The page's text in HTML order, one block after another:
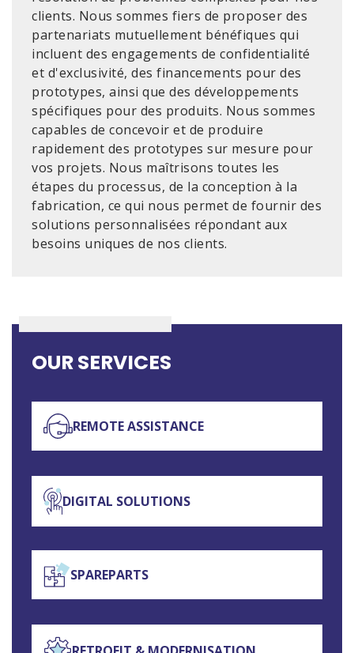
clients. Nous sommes fiers de proposer des
partenariats mutuellement bénéfiques qui
incluent des engagements de confidentialité
et d'exclusivité, des financements pour des
prototypes, ainsi que des développements
spécifiques pour des produits. Nous sommes
capables de concevoir et de produire
rapidement des prototypes sur mesure pour
vos projets. Nous maîtrisons toutes les
étapes du processus, de la conception à la
fabrication, ce qui nous permet de fournir des
solutions personnalisées répondant aux
besoins uniques de nos clients.
OUR SERVICES
REMOTE ASSISTANCE
DIGITAL SOLUTIONS
SPAREPARTS